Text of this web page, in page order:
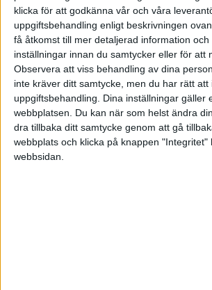
klicka för att godkänna vår och våra
uppgiftsbehandling enligt beskrivningen
få åtkomst till mer detaljerad information och
inställningar innan du samtycker eller för att
Observera att viss behandling av dina
inte kräver ditt samtycke, men du har rätt att
uppgiftsbehandling. Dina inställningar gäller
webbplatsen. Du kan när som helst ändra
dra tillbaka ditt samtycke genom att gå
webbplats och klicka på knappen "Integritet"
webbsidan.
Hej,
Har ett AB som är satt i konkurs i
undrar om man skall göra bokslut
bara rinner ut i sanden så att säga?!
Sen, hur blir det med deklarationen
företaget, samt ägarna i detta?
//Micke